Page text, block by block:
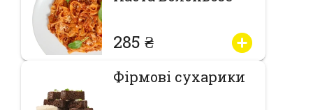
285 ₴
Фірмові сухарики